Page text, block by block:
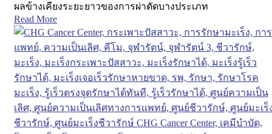
ผลข้างเคียงระยะยาวของการผ่าตัดบางประเภท
Read More